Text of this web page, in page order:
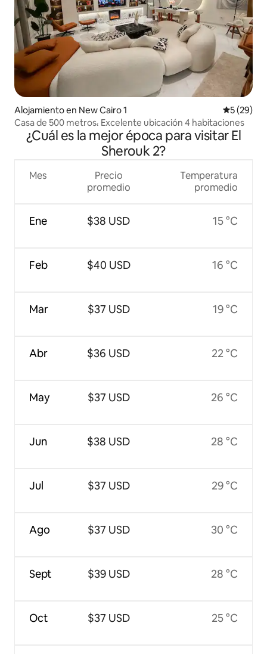
Alojamiento en New Cairo 1
5 (29)
Casa de 500 metros، Excelente ubicación 4 habitaciones
¿Cuál es la mejor época para visitar El
Sherouk 2?
Mes
Ene
Feb
Mar
Abr
May
Jun
Jul
Ago
Sept
Oct
Precio
promedio
$38 USD
$40 USD
$37 USD
$36 USD
$37 USD
$38 USD
$37 USD
$37 USD
$39 USD
$37 USD
Temperatura
promedio
15 °C
16 °C
19 °C
22 °C
26 °C
28 °C
29 °C
30 °C
28 °C
25 °C